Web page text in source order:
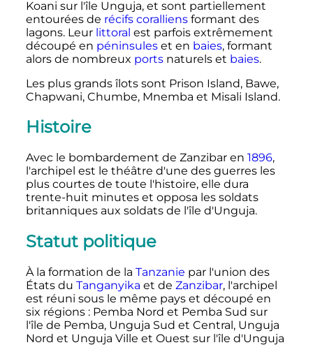
Koani sur l'île Unguja, et sont partiellement
entourées de récifs coralliensformant des
lagons. Leur littoral est parfois extrêmement
découpé en péninsuleset en baies, formant
alors de nombreux portsnaturels et baies.
Les plus grands îlots sont Prison Island, Bawe,
Chapwani, Chumbe, Mnemba et Misali Island.
Histoire
Avec le bombardement de Zanzibar en 1896,
l'archipel est le théâtre d'une des guerres les
plus courtes de toute l'histoire, elle dura
trente-huit minutes et opposa les soldats
britanniques aux soldats de l'île d'Unguja.
Statut politique
À la formation de la Tanzanie par l'union des
États du Tanganyika et de Zanzibar, l'archipel
est réuni sous le même pays et découpé en
six régions : Pemba Nord et Pemba Sud sur
l'île de Pemba, Unguja Sud et Central, Unguja
Nord et Unguja Ville et Ouest sur l'île d'Unguja